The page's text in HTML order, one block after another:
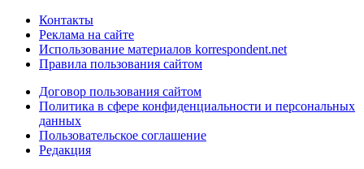
Контакты
Реклама на сайте
Использование материалов korrespondent.net
Правила пользования сайтом
Договор пользования сайтом
Политика в сфере конфиденциальности и персональных
данных
Пользовательское соглашение
Редакция